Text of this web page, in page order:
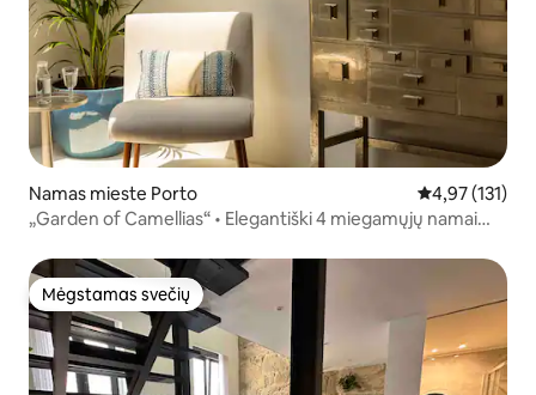
Namas mieste Porto Vidutinis
4,97 (131)
„Garden of Camellias“ • Elegantiški 4 miegamųjų namai
Mėgstamas svečių
Mėgstamas svečių